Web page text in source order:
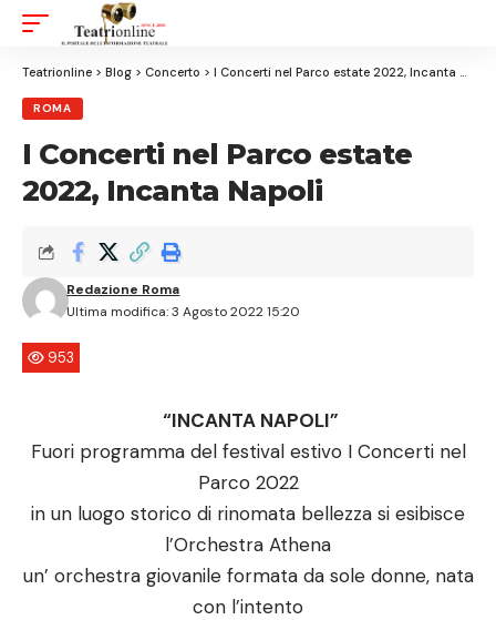
Resizer
Teatrionline > Blog > Concerto > I Concerti nel Parco estate 2022, Incanta Napoli
ROMA
I Concerti nel Parco estate
2022, Incanta Napoli
Ultima modifica: 3 Agosto 2022 15:20
Redazione Roma
953
“INCANTA NAPOLI”
Fuori programma del festival estivo I Concerti nel
Parco 2022
in un luogo storico di rinomata bellezza si esibisce
l’Orchestra Athena
un’ orchestra giovanile formata da sole donne, nata
con l’intento